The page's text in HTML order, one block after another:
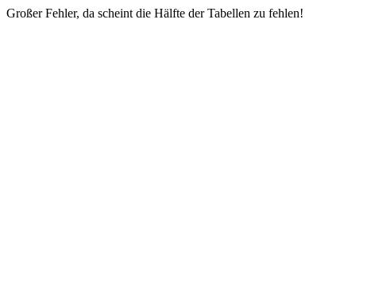
Großer Fehler, da scheint die Hälfte der Tabellen zu fehlen!